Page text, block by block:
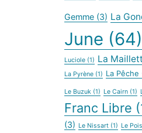
Gemme (3) La
June (64)
Luciole (1) La
La Pyrène (1) La Pêche
Le Buzuk (1) Le Cairn (1)
Franc Libre
(3) Le Nissart (1) Le Pois